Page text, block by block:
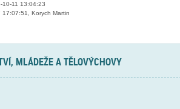
11 13:04:23
Korych Martin
MLÁDEŽE A TĚLOVÝCHOVY